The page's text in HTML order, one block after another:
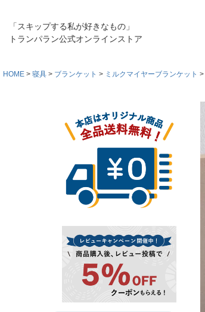
「スキップする私が好きなもの」
トランパラン公式オンラインストア
HOME 寝具 ブランケット ミルクマイヤーブランケット